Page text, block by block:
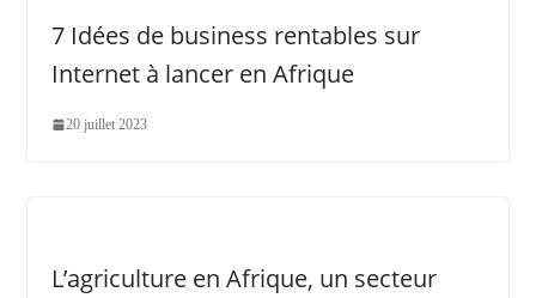
7 Idées de business rentables sur
Internet à lancer en Afrique
20 juillet 2023
L’agriculture en Afrique, un secteur